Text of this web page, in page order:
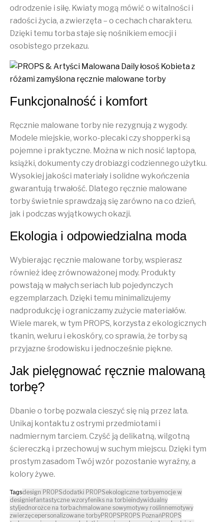
odrodzenie i siłę. Kwiaty mogą mówić o witalności i
radości życia, a zwierzęta – o cechach charakteru.
Dzięki temu torba staje się nośnikiem emocji i
osobistego przekazu.
Funkcjonalność i komfort
Ręcznie malowane torby nie rezygnują z wygody.
Modele miejskie, worko-plecaki czy shopperki są
pojemne i praktyczne. Można w nich nosić laptopa,
książki, dokumenty czy drobiazgi codziennego użytku.
Wysokiej jakości materiały i solidne wykończenia
gwarantują trwałość. Dlatego ręcznie malowane
torby świetnie sprawdzają się zarówno na co dzień,
jak i podczas wyjątkowych okazji.
Ekologia i odpowiedzialna moda
Wybierając ręcznie malowane torby, wspierasz
również ideę zrównoważonej mody. Produkty
powstają w małych seriach lub pojedynczych
egzemplarzach. Dzięki temu minimalizujemy
nadprodukcję i ograniczamy zużycie materiałów.
Wiele marek, w tym PROPS, korzysta z ekologicznych
tkanin, weluru i ekoskóry, co sprawia, że torby są
przyjazne środowisku i jednocześnie piękne.
Jak pielęgnować ręcznie malowaną
torbę?
Dbanie o torbę pozwala cieszyć się nią przez lata.
Unikaj kontaktu z ostrymi przedmiotami i
nadmiernym tarciem. Czyść ją delikatną, wilgotną
ściereczką i przechowuj w suchym miejscu. Dzięki tym
prostym zasadom Twój wzór pozostanie wyraźny, a
kolory żywe.
Tagsdesign PROPSdodatki PROPSekologiczne torbyemocje w
designiefantastyczne wzoryfeniks na torbieindywidualny
styl jednorożce na torbachmalowane sowymotywy roślinnemotywy
zwierzęcepersonalizowane torbyPROPS PROPS Poznań PROPS